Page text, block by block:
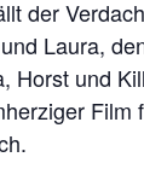
der
Laura,
Horst und